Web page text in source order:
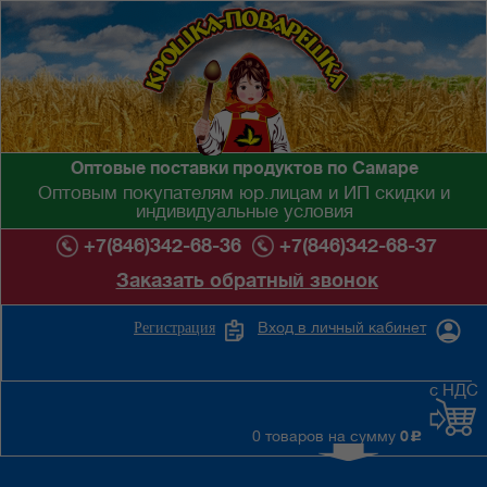
Оптовые поставки продуктов по Самаре
Оптовым покупателям юр.лицам и ИП скидки и
индивидуальные условия
+7(846)342-68-36
+7(846)342-68-37
Заказать обратный звонок
Вход в личный кабинет
Регистрация
0 товаров на сумму 0 c
с НДС